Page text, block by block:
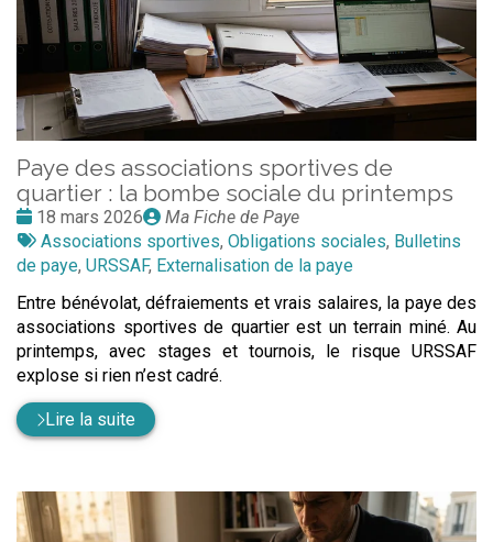
Paye des associations sportives de
quartier : la bombe sociale du printemps
Date
:
18 mars 2026
Publié
par
Ma Fiche de Paye
Tags
:
Associations sportives, Obligations sociales, Bulletins
de paye, URSSAF, Externalisation de la paye
Entre bénévolat, défraiements et vrais salaires, la paye des
associations sportives de quartier est un terrain miné. Au
printemps, avec stages et tournois, le risque URSSAF
explose si rien n’est cadré.
Lire la suite